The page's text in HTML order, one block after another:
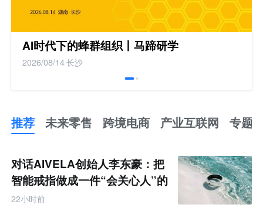
AI时代下的蜂群组织丨马蹄研学
2026/08/14长沙
推荐 未来零售 跨境电商 产业互联网 专题
来
零
售
跨
境
对话AIVELA创始人李东豪：把
智能戒指做成一件“会关心人”的
饰品
22小时前